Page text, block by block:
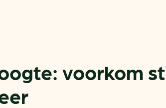
voorkom